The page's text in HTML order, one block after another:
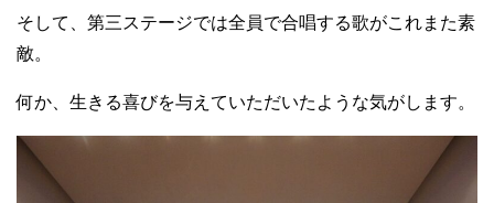
そして、第三ステージでは全員で合唱する歌がこれまた素
敵。
何か、生きる喜びを与えていただいたような気がします。